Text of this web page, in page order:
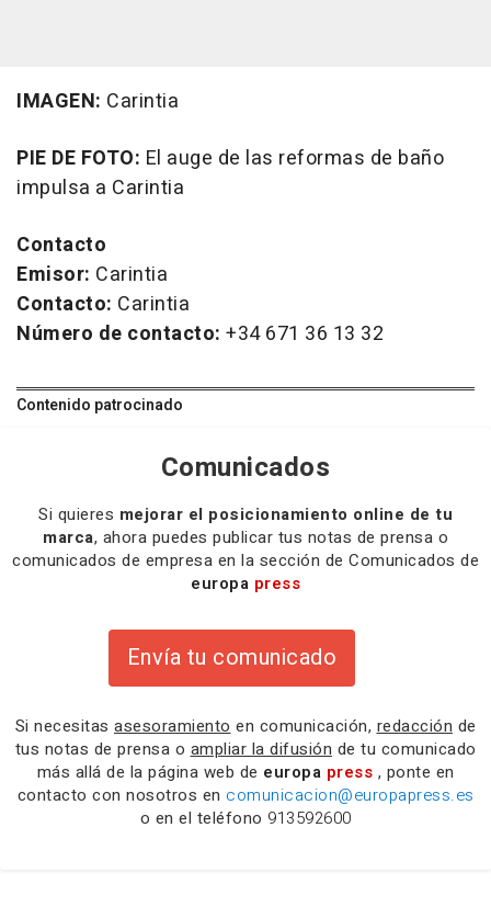
IMAGEN: Carintia
PIE DE FOTO: El auge de las reformas de baño
impulsa a Carintia
Contacto
Emisor: Carintia
Contacto: Carintia
Número de contacto: +34 671 36 13 32
Contenido patrocinado
Comunicados
Si quieres mejorar el posicionamiento online de tu
marca, ahora puedes publicar tus notas de prensa o
comunicados de empresa en la sección de Comunicados de
europa press
Envía tu comunicado
Si necesitas asesoramiento en comunicación, redacción de
tus notas de prensa o ampliar la difusión de tu comunicado
más allá de la página web de europa press , ponte en
contacto con nosotros en comunicacion@europapress.es
o en el teléfono 913592600